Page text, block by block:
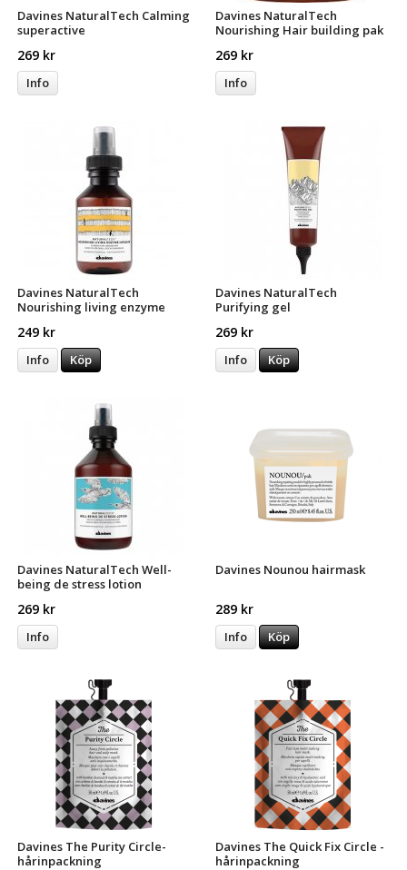
Davines NaturalTech Calming
superactive
269 kr
Info
Davines NaturalTech
Nourishing Hair building pak
269 kr
Info
Davines NaturalTech
Nourishing living enzyme
249 kr
Info Köp
Davines NaturalTech
Purifying gel
269 kr
Info Köp
Davines NaturalTech Well-
being de stress lotion
269 kr
Info
Davines Nounou hairmask
289 kr
Info Köp
Davines The Purity Circle-
hårinpackning
Davines The Quick Fix Circle -
hårinpackning